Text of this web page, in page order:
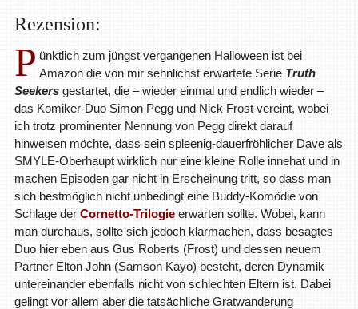
Rezension:
P ünktlich zum jüngst vergangenen Halloween ist bei
Amazon die von mir sehnlichst erwartete Serie Truth
Seekersgestartet, die – wieder einmal und endlich wieder –
das Komiker-Duo Simon Pegg und Nick Frost vereint, wobei
ich trotz prominenter Nennung von Pegg direkt darauf
hinweisen möchte, dass sein spleenig-dauerfröhlicher Dave als
SMYLE-Oberhaupt wirklich nur eine kleine Rolle innehat und in
machen Episoden gar nicht in Erscheinung tritt, so dass man
sich bestmöglich nicht unbedingt eine Buddy-Komödie von
Schlage der Cornetto-Trilogieerwarten sollte. Wobei, kann
man durchaus, sollte sich jedoch klarmachen, dass besagtes
Duo hier eben aus Gus Roberts (Frost) und dessen neuem
Partner Elton John (Samson Kayo) besteht, deren Dynamik
untereinander ebenfalls nicht von schlechten Eltern ist. Dabei
gelingt vor allem aber die tatsächliche Gratwanderung